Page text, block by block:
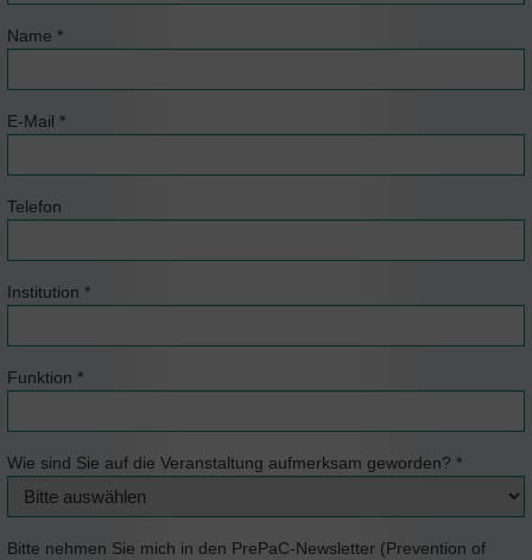
Name *
E-Mail *
Telefon
Institution *
Funktion *
Wie sind Sie auf die Veranstaltung aufmerksam geworden? *
Bitte nehmen Sie mich in den PrePaC-Newsletter (Prevention of